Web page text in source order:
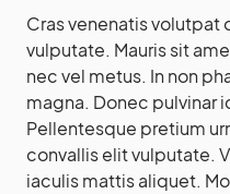
Cras venenatis volutpat
vulputate. Mauris sit
nec vel metus. In non
magna. Donec pulvinar
Pellentesque pretium
convallis elit vulputate.
iaculis mattis aliquet.